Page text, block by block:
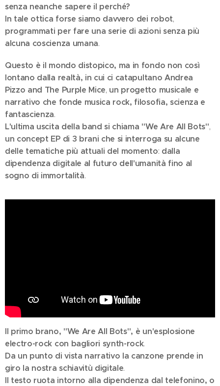
senza neanche sapere il perché?
In tale ottica forse siamo davvero dei robot,
programmati per fare una serie di azioni senza più
alcuna coscienza umana.
Questo è il mondo distopico, ma in fondo non così
lontano dalla realtà, in cui ci catapultano Andrea
Pizzo and The Purple Mice, un progetto musicale e
narrativo che fonde musica rock, filosofia, scienza e
fantascienza.
L'ultima uscita della band si chiama "We Are All Bots",
un concept EP di 3 brani che si interroga su alcune
delle tematiche più attuali del momento: dalla
dipendenza digitale al futuro dell'umanità fino al
sogno di immortalità.
Il primo brano, "We Are All Bots", è un'esplosione
electro-rock con bagliori synth-rock.
Da un punto di vista narrativo la canzone prende in
giro la nostra schiavitù digitale.
Il testo ruota intorno alla dipendenza dal telefonino, o